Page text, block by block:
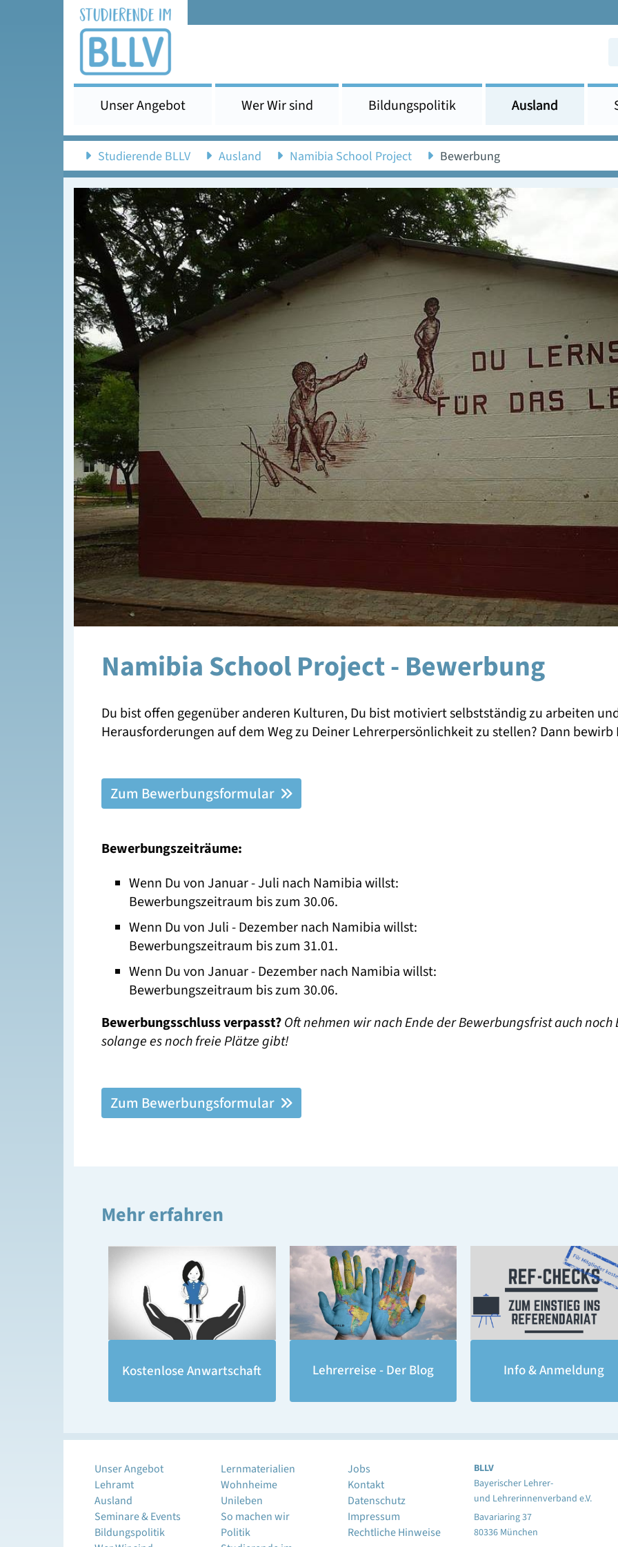
Unser Angebot Wer Wir sind Bildungspolitik Ausland
Studierende BLLV Ausland Namibia School Project Bewerbung
Namibia School Project - Bewerbung
Du bist offen gegenüber anderen Kulturen, Du bist motiviert selbstständig zu arbeiten
Herausforderungen auf dem Weg zu Deiner Lehrerpersönlichkeit zu stellen? Dann bewirb
Zum Bewerbungsformular
Bewerbungszeiträume:
Wenn Du von Januar - Juli nach Namibia willst:
Bewerbungszeitraum bis zum 30.06.
Wenn Du von Juli - Dezember nach Namibia willst:
Bewerbungszeitraum bis zum 31.01.
Wenn Du von Januar - Dezember nach Namibia willst:
Bewerbungszeitraum bis zum 30.06.
Bewerbungsschluss verpasst?Oft nehmen wir nach Ende der Bewerbungsfrist auch
solange es noch freie Plätze gibt!
Zum Bewerbungsformular
Mehr erfahren
Kostenlose Anwartschaft Lehrerreise - Der Blog Info & Anmeldung
Unser Angebot
Lehramt
Ausland
Seminare & Events
Bildungspolitik
Lernmaterialien
Wohnheime
Unileben
So machen wir
Politik
Jobs
Kontakt
Datenschutz
Impressum
Rechtliche Hinweise
BLLV
Bayerischer Lehrer-
und Lehrerinnenverband e.V.
Bavariaring 37
80336 München